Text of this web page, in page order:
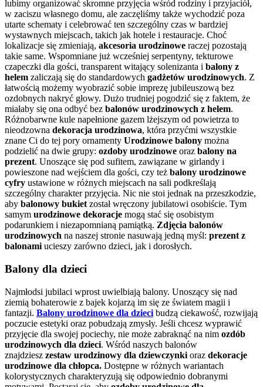
lubimy organizować skromne przyjęcia wśród rodziny i przyjaciół,
w zaciszu własnego domu, ale zaczęliśmy także wychodzić poza
utarte schematy i celebrować ten szczególny czas w bardziej
wystawnych miejscach, takich jak hotele i restauracje. Choć
lokalizacje się zmieniają, akcesoria urodzinowe raczej pozostają
takie same. Wspomniane już wcześniej serpentyny, tekturowe
czapeczki dla gości, transparent witający solenizanta i balony z
helem zaliczają się do standardowych gadżetów urodzinowych. Z
łatwością możemy wyobrazić sobie imprezę jubileuszową bez
ozdobnych nakryć głowy. Dużo trudniej pogodzić się z faktem, że
miałaby się ona odbyć bez balonów urodzinowych z helem.
Różnobarwne kule napełnione gazem lżejszym od powietrza to
nieodzowna dekoracja urodzinowa, która przyćmi wszystkie
znane Ci do tej pory ornamenty Urodzinowe balony można
podzielić na dwie grupy: ozdoby urodzinowe oraz balony na
prezent. Unoszące się pod sufitem, zawiązane w girlandy i
powieszone nad wejściem dla gości, czy też balony urodzinowe
cyfry ustawione w różnych miejscach na sali podkreślają
szczególny charakter przyjęcia. Nic nie stoi jednak na przeszkodzie,
aby balonowy bukiet został wręczony jubilatowi osobiście. Tym
samym urodzinowe dekoracje mogą stać się osobistym
podarunkiem i niezapomnianą pamiątką. Zdjęcia balonów
urodzinowych na naszej stronie nasuwają jedną myśl: prezent z
balonami ucieszy zarówno dzieci, jak i dorosłych.
Balony dla dzieci
Najmłodsi jubilaci wprost uwielbiają balony. Unoszący się nad
ziemią bohaterowie z bajek kojarzą im się ze światem magii i
fantazji. Balony urodzinowe dla dzieci budzą ciekawość, rozwijają
poczucie estetyki oraz pobudzają zmysły. Jeśli chcesz wyprawić
przyjęcie dla swojej pociechy, nie może zabraknąć na nim ozdób
urodzinowych dla dzieci. Wśród naszych balonów
znajdziesz zestaw urodzinowy dla dziewczynki oraz dekoracje
urodzinowe dla chłopca. Dostępne w różnych wariantach
kolorystycznych charakteryzują się odpowiednio dobranymi